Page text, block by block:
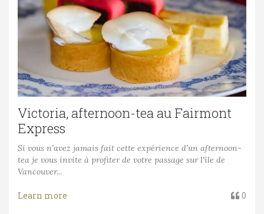
Victoria, afternoon-tea au Fairmont
Express
Si vous n'avez jamais fait cette expérience d'un afternoon-
tea je vous invite à profiter de votre passage sur l'île de
Vancouver...
Learn more 0